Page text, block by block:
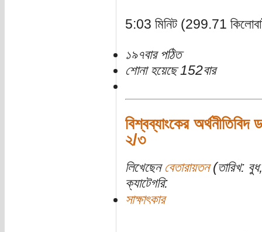
5:03 মিনিট (299.71
১৯৭বার পঠিত
শোনা হয়েছে 152বার
বিশ্বব্যাংকের
২/৩
লিখেছেন বেতারায়তন(তারিখ:
ক্যাটেগরি:
সাক্ষাৎকার